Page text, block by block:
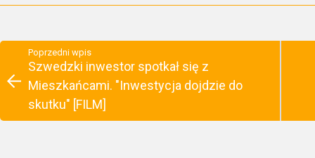
Poprzedni wpis
Szwedzki inwestor spotkał się z
Mieszkańcami. "Inwestycja dojdzie do
skutku" [FILM]